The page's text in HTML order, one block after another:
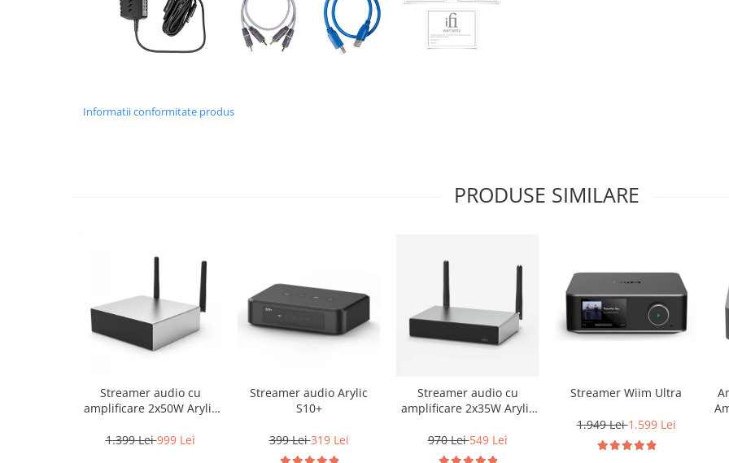
Informatii conformitate produs
PRODUSE SIMILARE
Streamer audio cu
amplificare 2x50W Arylic
/Bluetooth, 24bit/192kHz,
1.399 Lei999 Lei
Streamer audio Arylic
S10+
399 Lei319 Lei
Streamer audio cu
amplificare 2x35W Arylic
/Bluetooth, 24bit/192kHz,
Multiroom
970 Lei549 Lei
Streamer Wiim Ultra
1.949 Lei1.599 Lei